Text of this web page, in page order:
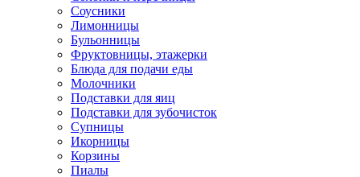
Соусники
Лимонницы
Бульонницы
Фруктовницы, этажерки
Блюда для подачи еды
Молочники
Подставки для яиц
Подставки для зубочисток
Супницы
Икорницы
Корзины
Пиалы